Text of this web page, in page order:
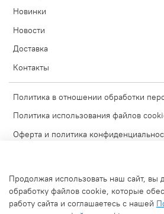
Новинки
Новости
Доставка
Контакты
Политика в отношении обработки
Политика использования файлов
Оферта и политика
Блог
Обратная связь
Продолжая использовать наш сайт, вы
обработку файлов cookie, которые
работу сайта и соглашаетесь с нашей